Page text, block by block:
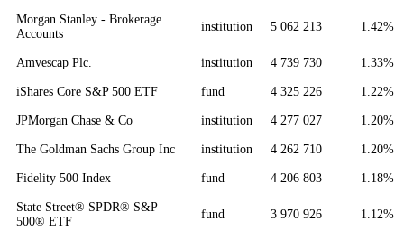
Morgan Stanley - Brokerage
Accounts
institution 5 062 213 1.42%
Amvescap Plc. institution 4 739 730 1.33%
iShares Core S&P 500 ETF fund 4 325 226 1.22%
JPMorgan Chase & Co institution 4 277 027 1.20%
The Goldman Sachs Group Inc institution 4 262 710 1.20%
Fidelity 500 Index fund 4 206 803 1.18%
State Street® SPDR® S&P
500® ETF
fund 3 970 926 1.12%